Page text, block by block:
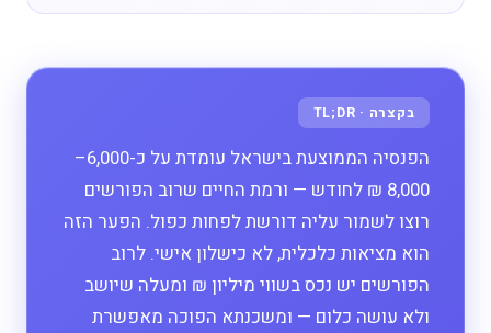
הפנסיה הממוצעת בישראל עומדת על כ-6,000–
8,000 ₪ לחודש — ורמת החיים שרוב הפורשים
רוצו לשמור עליה דורשת לפחות כפול. הפער הזה
הוא מציאות כלכלית, לא כישלון אישי. לרוב
הפורשים יש נכס בשווי מיליון ₪ ומעלה שיושב
ולא עושה כלום — ומשכנתא הפוכה מאפשרת